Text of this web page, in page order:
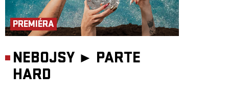
PREMIÉRA
NEBOJSY ► PARTE
HARD